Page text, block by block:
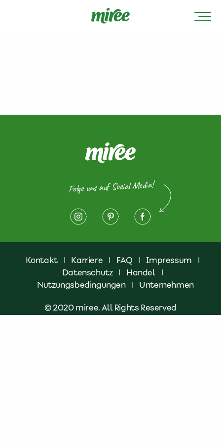
Folge uns auf Social Media!
Kontakt | Karriere | FAQ | Impressum
|
Datenschutz | Handel
|
Nutzungsbedingungen
| Unternehmen
© 2020 miree. All Rights Reserved